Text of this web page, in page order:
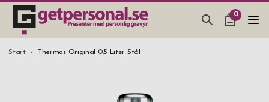
0
PRESENTER & PRYLAR
SMYCKEN & ACCESSOARER
Start Thermos Original 0,5 Liter Stål